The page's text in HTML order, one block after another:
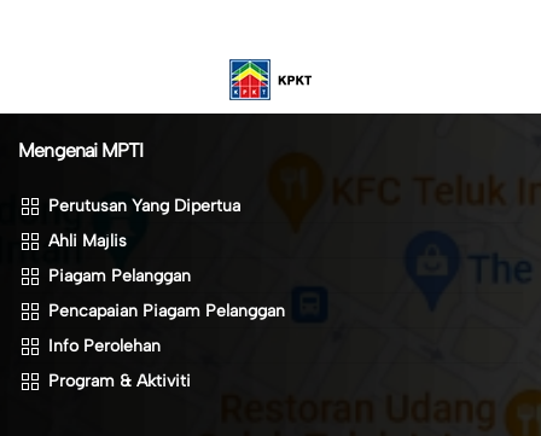
Mengenai MPTI
Perutusan Yang Dipertua
Ahli Majlis
Piagam Pelanggan
Pencapaian Piagam Pelanggan
Info Perolehan
Program & Aktiviti